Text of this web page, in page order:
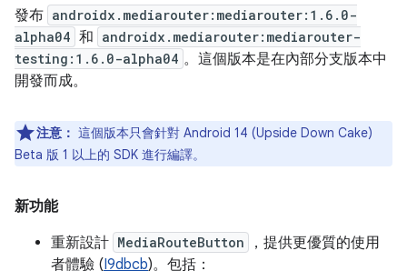
發布 androidx.mediarouter:mediarouter:1.6.0-
alpha04 和 androidx.mediarouter:mediarouter-
testing:1.6.0-alpha04 。這個版本是在內部分支版本中
開發而成。
注意： 這個版本只會針對 Android 14 (Upside Down Cake)
Beta 版 1 以上的 SDK 進行編譯。
新功能
重新設計 MediaRouteButton
，提供更優質的使用
者體驗 (I9dbcb)。包括：